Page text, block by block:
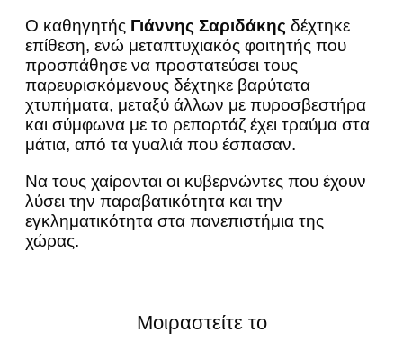
Ο καθηγητής Γιάννης Σαριδάκης δέχτηκε
επίθεση, ενώ μεταπτυχιακός φοιτητής που
προσπάθησε να προστατεύσει τους
παρευρισκόμενους δέχτηκε βαρύτατα
χτυπήματα, μεταξύ άλλων με πυροσβεστήρα
και σύμφωνα με το ρεπορτάζ έχει τραύμα στα
μάτια, από τα γυαλιά που έσπασαν.
Να τους χαίρονται οι κυβερνώντες που έχουν
λύσει την παραβατικότητα και την
εγκληματικότητα στα πανεπιστήμια της
χώρας.
Μοιραστείτε το